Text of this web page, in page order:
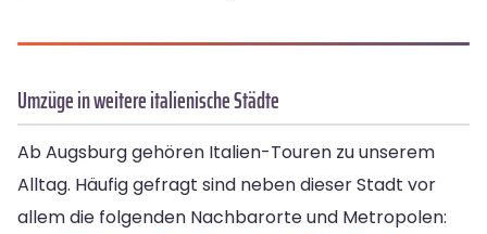
Umzüge in weitere italienische Städte
Ab Augsburg gehören Italien-Touren zu unserem
Alltag. Häufig gefragt sind neben dieser Stadt vor
allem die folgenden Nachbarorte und Metropolen: